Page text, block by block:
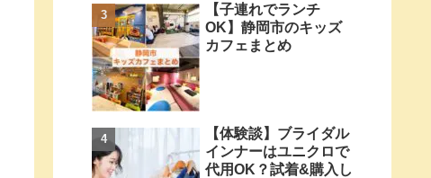
【子連れでランチ
OK】静岡市のキッズ
カフェまとめ
【体験談】ブライダル
インナーはユニクロで
代用OK？試着&購入し